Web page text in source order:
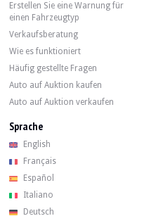
Erstellen Sie eine Warnung für
einen Fahrzeugtyp
Verkaufsberatung
Wie es funktioniert
Häufig gestellte Fragen
Auto auf Auktion kaufen
Auto auf Auktion verkaufen
Sprache
English
Français
Español
Italiano
Deutsch